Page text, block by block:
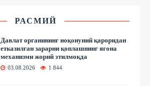
РАСМИЙ
Давлат органининг ноқонуний қароридан
етказилган зарарни қоплашнинг ягона
механизми жорий этилмоқда
03.08.2026 1 844